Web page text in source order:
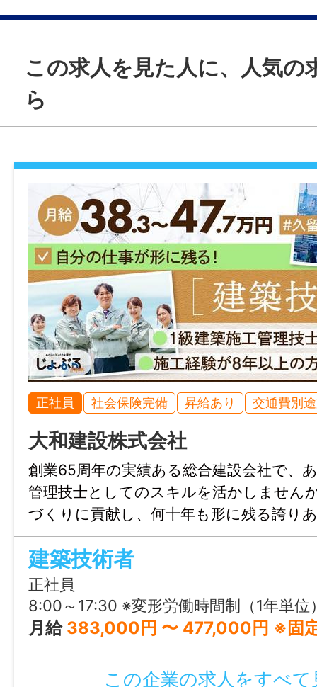
・建築関係学科履行者もしくは実務経験3
・基本的なパソコンスキル（エクセル・ワ
【あれば尚可】
・建築施工管理技士取得者
・土木施工管理技士取得者
年齢制限
不問
学歴
不問
免許・資格
【必須】普通自動車運転免許（AT限定可）
就業時間
08:00〜17:00（実働8時間）
【月平均所定労働時間：161.3時間】
休憩時間
就業日
月～金
【休日】完全週休2日制（土日祝） 【休
HP
所在地
この求人を見た人に、人気の
ら
正社員 社会保険完備 昇給あり 交通費別
大和建設株式会社
創業65周年の実績ある総合建設会社で、
管理技士としてのスキルを活かしません
づくりに貢献し、何十年も形に残る誇り
代に語り継げる足跡を築いきましょう！
行直帰制度で業務効率化を推進するなど
を整えています。
建築技術者
正社員
8:00～17:30 ※変形労働時間制（1年単位
月給 383,000円 〜 477,000円 ※固定残業代込み 【給与内訳】 基本給 ：200,000円～300,000円 現場手当：15,000円～20,000円 資格手当：50,000円～70,000円 家族手当
この企業の求人をすべて